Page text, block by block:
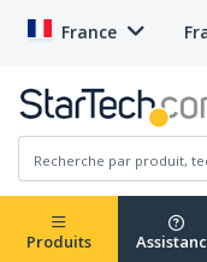
France
Produits